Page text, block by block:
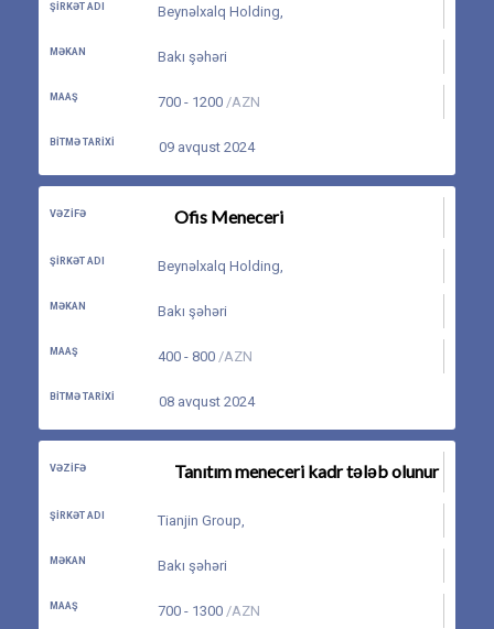
ŞIRKƏT ADI Beynəlxalq Holding,
MƏKAN Bakı şəhəri
MAAŞ 700 - 1200/AZN
BITMƏ TARIXI 09 avqust 2024
VƏZIFƏ Ofis Meneceri
ŞIRKƏT ADI Beynəlxalq Holding,
MƏKAN Bakı şəhəri
MAAŞ 400 - 800/AZN
BITMƏ TARIXI 08 avqust 2024
VƏZIFƏ Tanıtım meneceri kadr tələb olunur
ŞIRKƏT ADI Tianjin Group,
MƏKAN Bakı şəhəri
MAAŞ 700 - 1300/AZN